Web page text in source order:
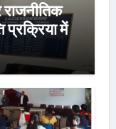
राजनीतिक
में